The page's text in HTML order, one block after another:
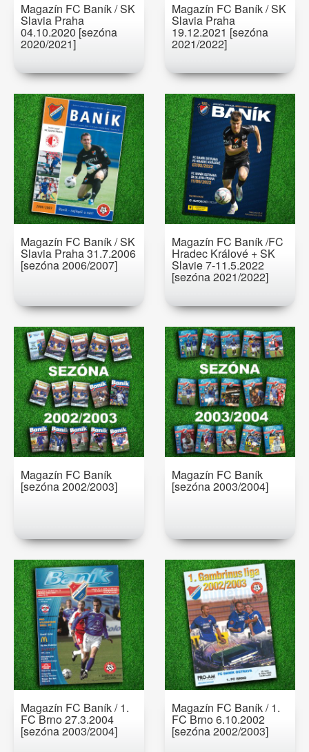
Magazín FC Baník / SK
Slavia Praha
04.10.2020 [sezóna
2020/2021]
Magazín FC Baník / SK
Slavia Praha
19.12.2021 [sezóna
2021/2022]
Magazín FC Baník / SK
Slavia Praha 31.7.2006
[sezóna 2006/2007]
Magazín FC Baník /FC
Hradec Králové + SK
Slavie 7-11.5.2022
[sezóna 2021/2022]
Magazín FC Baník
[sezóna 2002/2003]
Magazín FC Baník
[sezóna 2003/2004]
Magazín FC Baník / 1.
FC Brno 27.3.2004
[sezóna 2003/2004]
Magazín FC Baník / 1.
FC Brno 6.10.2002
[sezóna 2002/2003]